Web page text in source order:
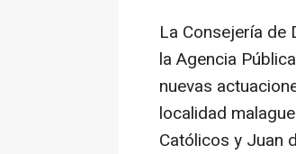
La Consejería de
la Agencia
nuevas
localidad
Católicos y Juan